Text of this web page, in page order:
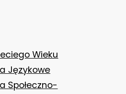
Wieku
Językowe
Społeczno-